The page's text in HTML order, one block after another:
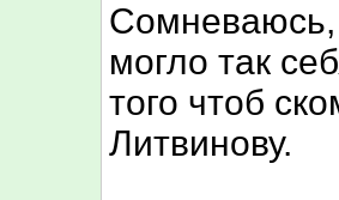
Сомневаюсь,
могло так
того чтоб
Литвинову.